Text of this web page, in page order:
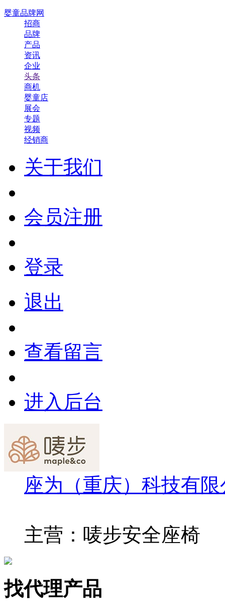
婴童品牌网
招商
品牌
产品
资讯
企业
头条
商机
婴童店
展会
专题
视频
经销商
关于我们
会员注册
登录
退出
查看留言
进入后台
座为（重庆）科技有
主营：唛步安全座椅
找代理产品